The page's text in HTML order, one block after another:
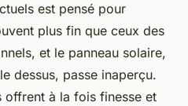
est pensé pour
plus fin que ceux des
et le panneau solaire,
dessus, passe inaperçu.
offrent à la fois finesse et